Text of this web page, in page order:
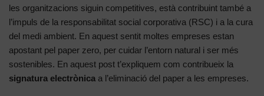
les organitzacions siguin competitives, està contribuint també a
l’impuls de la responsabilitat social corporativa (RSC) i a la cura
del medi ambient. En aquest sentit moltes empreses estan
apostant pel paper zero, per cuidar l’entorn natural i ser més
sostenibles. En aquest post t’expliquem com contribueix la
signatura electrònica a l’eliminació del paper a les empreses.